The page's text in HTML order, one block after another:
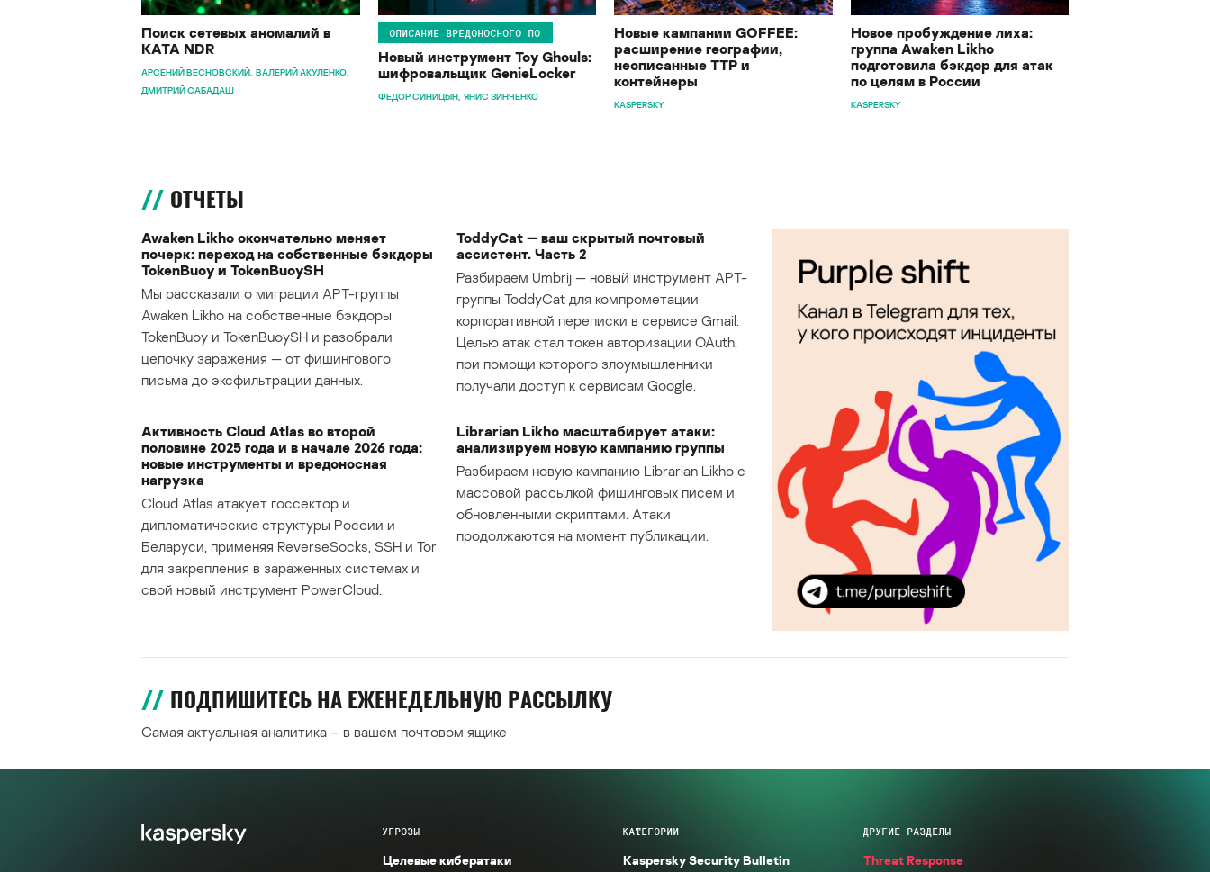
Поиск сетевых аномалий в
KATA NDR
АРСЕНИЙ ВЕСНОВСКИЙ ВАЛЕРИЙ АКУЛЕНКО
ДМИТРИЙ САБАДАШ
ОПИСАНИЕ ВРЕДОНОСНОГО ПО
Новый инструмент Toy Ghouls:
шифровальщик GenieLocker
ФЕДОР СИНИЦЫН ЯНИС ЗИНЧЕНКО
Новые кампании GOFFEE:
расширение географии,
неописанные TTP и
контейнеры
KASPERSKY
Новое пробуждение лиха:
группа Awaken Likho
подготовила бэкдор для атак
по целям в России
KASPERSKY
ОТЧЕТЫ
Awaken Likho окончательно меняет
почерк: переход на собственные бэкдоры
TokenBuoy и TokenBuoySH
Мы рассказали о миграции APT-группы
Awaken Likho на собственные бэкдоры
TokenBuoy и TokenBuoySH и разобрали
цепочку заражения — от фишингового
письма до эксфильтрации данных.
ToddyCat — ваш скрытый почтовый
ассистент. Часть 2
Разбираем Umbrij — новый инструмент APT-
группы ToddyCat для компрометации
корпоративной переписки в сервисе Gmail.
Целью атак стал токен авторизации OAuth,
при помощи которого злоумышленники
получали доступ к сервисам Google.
Активность Cloud Atlas во второй
половине 2025 года и в начале 2026 года:
новые инструменты и вредоносная
нагрузка
Cloud Atlas атакует госсектор и
дипломатические структуры России и
Беларуси, применяя ReverseSocks, SSH и Tor
для закрепления в зараженных системах и
свой новый инструмент PowerCloud.
Librarian Likho масштабирует атаки:
анализируем новую кампанию группы
Разбираем новую кампанию Librarian Likho с
массовой рассылкой фишинговых писем и
обновленными скриптами. Атаки
продолжаются на момент публикации.
ПОДПИШИТЕСЬ НА ЕЖЕНЕДЕЛЬНУЮ РАССЫЛКУ
Самая актуальная аналитика – в вашем почтовом ящике
УГРОЗЫ
Целевые кибератаки
КАТЕГОРИИ
Kaspersky Security Bulletin
ДРУГИЕ РАЗДЕЛЫ
Threat Response